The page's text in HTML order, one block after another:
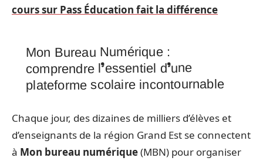
cours sur Pass Éducation fait la différence
Mon Bureau Numérique :
comprendre l’essentiel d’une
plateforme scolaire incontournable
Chaque jour, des dizaines de milliers d’élèves et
d’enseignants de la région Grand Est se connectent
à Mon bureau numérique(MBN) pour organiser